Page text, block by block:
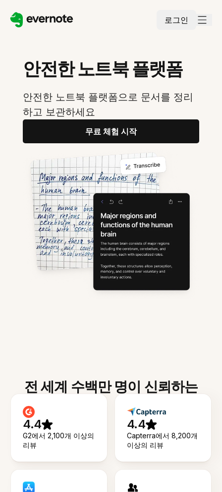
로그인
안전한 노트북 플랫폼
안전한 노트북 플랫폼으로 문서를 정리
하고 보관하세요
무료 체험 시작
전 세계 수백만 명이 신뢰하는
4.4
G2에서 2,100개 이상의
리뷰
4.4
Capterra에서 8,200개
이상의 리뷰